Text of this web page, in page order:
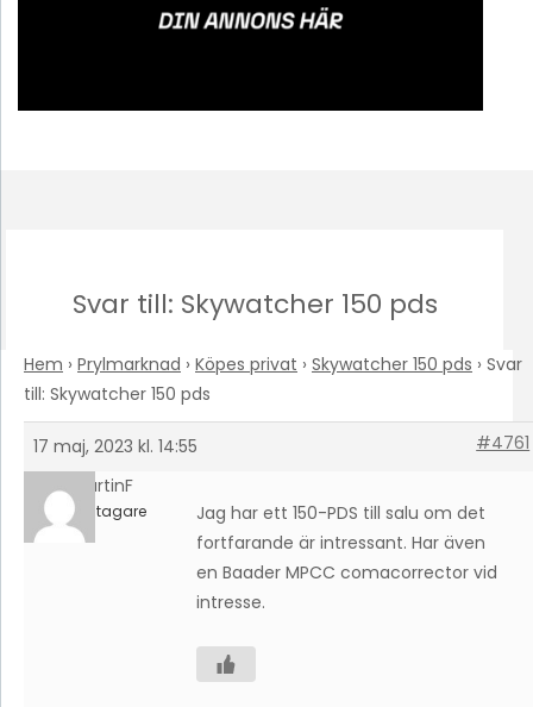
Svar till: Skywatcher 150 pds
Hem › Prylmarknad › Köpes privat › Skywatcher 150 pds › Svar
till: Skywatcher 150 pds
17 maj, 2023 kl. 14:55
#4761
MartinF
Deltagare
Jag har ett 150-PDS till salu om det
fortfarande är intressant. Har även
en Baader MPCC comacorrector vid
intresse.